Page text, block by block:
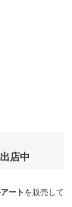
店中
ート を販売して